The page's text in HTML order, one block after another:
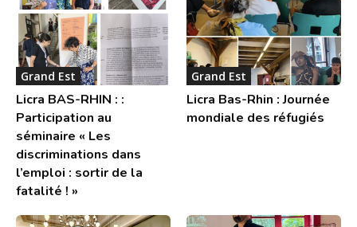
Grand Est
Licra BAS-RHIN : :
Participation au
séminaire « Les
discriminations dans
l’emploi : sortir de la
fatalité ! »
Grand Est
Licra Bas-Rhin : Journée
mondiale des réfugiés